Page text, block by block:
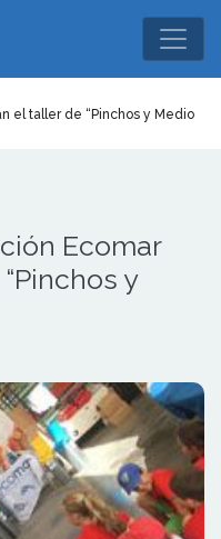
el taller de “Pinchos y Medio
Ecomar
y